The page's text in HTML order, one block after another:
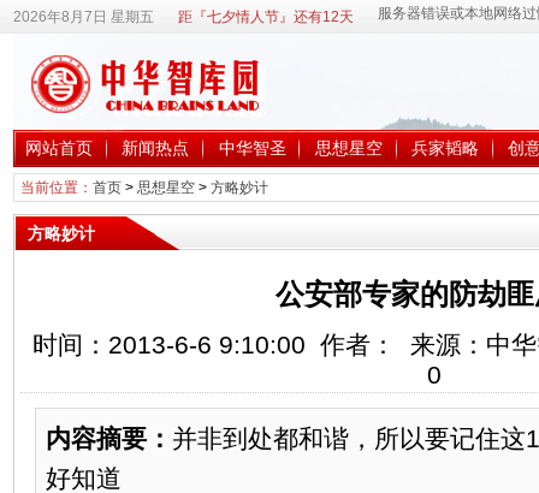
2026年8月7日 星期五 距『七夕情人节』还有12天
网站首页 新闻热点 中华智圣 思想星空 兵家韬略 创
当前位置： 首页> 思想星空> 方略妙计
方略妙计
公安部专家的防劫
时间：2013-6-6 9:10:00 作者： 来源：中
0
内容摘要： 并非到处都和谐，所以要记住这
好知道